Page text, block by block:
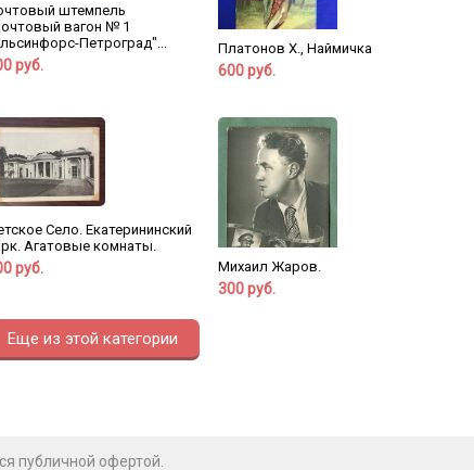
штемпель
вагон № 1
Петроград"...
руб.
Платонов Х., Наймичка
600 руб.
Село. Екатерининский
Агатовые комнаты.
руб. Михаил Жаров.
300 руб.
Еще из этой категории
публичной офертой.